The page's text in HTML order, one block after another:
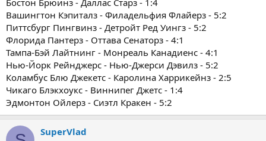
Бостон Брюинз - Даллас Старз - 1:4
Вашингтон Кэпиталз - Филадельфия Флайерз - 5:2
Питтсбург Пингвинз - Детройт Ред Уингз - 5:2
Флорида Пантерз - Оттава Сенаторз - 4:1
Тампа-Бэй Лайтнинг - Монреаль Канадиенс - 4:1
Нью-Йорк Рейнджерс - Нью-Джерси Дэвилз - 5:2
Коламбус Блю Джекетс - Каролина Харрикейнз - 2:5
Чикаго Блэкхоукс - Виннипег Джетс - 1:4
Эдмонтон Ойлерз - Сиэтл Кракен - 5:2
SuperVlad